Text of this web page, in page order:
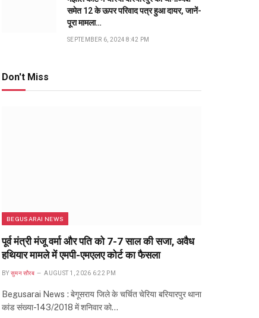
समेत 12 के ऊपर परिवाद पत्र हुआ दायर, जानें-
पूरा मामला…
SEPTEMBER 6, 2024 8:42 PM
Don't Miss
BEGUSARAI NEWS
पूर्व मंत्री मंजू वर्मा और पति को 7-7 साल की सजा, अवैध
हथियार मामले में एमपी-एमएलए कोर्ट का फैसला
BY सुमन सौरब AUGUST 1, 2026 6:22 PM
Begusarai News : बेगूसराय जिले के चर्चित चेरिया बरियारपुर थाना
कांड संख्या-143/2018 में शनिवार को…